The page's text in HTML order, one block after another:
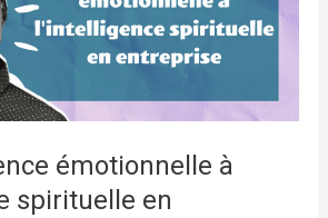
émotionnelle à
spirituelle en